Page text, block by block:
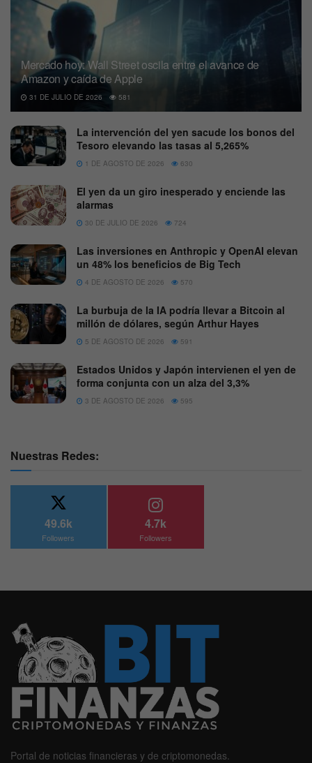
Mercado hoy: Wall Street oscila entre el avance de
Amazon y caída de Apple
31 DE JULIO DE 2026 581
La intervención del yen sacude los bonos del
Tesoro elevando las tasas al 5,265%
1 DE AGOSTO DE 2026 630
El yen da un giro inesperado y enciende las
alarmas
30 DE JULIO DE 2026 724
Las inversiones en Anthropic y OpenAI elevan
un 48% los beneficios de Big Tech
4 DE AGOSTO DE 2026 570
La burbuja de la IA podría llevar a Bitcoin al
millón de dólares, según Arthur Hayes
5 DE AGOSTO DE 2026 591
Estados Unidos y Japón intervienen el yen de
forma conjunta con un alza del 3,3%
3 DE AGOSTO DE 2026 595
Nuestras Redes:
49.6k
Followers
4.7k
Followers
Portal de noticias financieras y de criptomonedas.